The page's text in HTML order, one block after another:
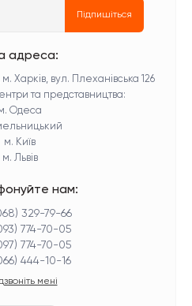
Підпишіться
адреса:
Харків, вул. Плеханівська 126
та представництва:
Одеса
м. Київ
м. Львів
нам:
329-79-66
774-70-05
774-70-05
444-10-16
мені